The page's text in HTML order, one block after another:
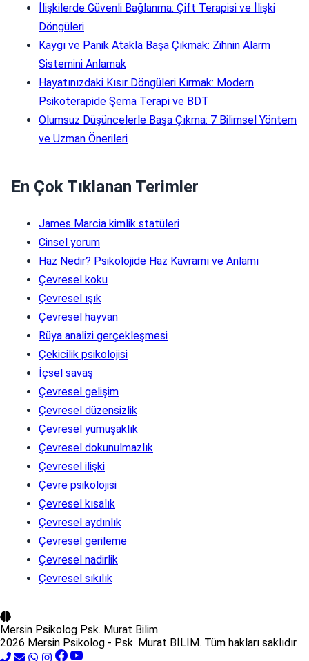
İlişkilerde Güvenli Bağlanma: Çift Terapisi ve İlişki
Döngüleri
Kaygı ve Panik Atakla Başa Çıkmak: Zihnin Alarm
Sistemini Anlamak
Hayatınızdaki Kısır Döngüleri Kırmak: Modern
Psikoterapide Şema Terapi ve BDT
Olumsuz Düşüncelerle Başa Çıkma: 7 Bilimsel Yöntem
ve Uzman Önerileri
En Çok Tıklanan Terimler
James Marcia kimlik statüleri
Cinsel yorum
Haz Nedir? Psikolojide Haz Kavramı ve Anlamı
Çevresel koku
Çevresel ışık
Çevresel hayvan
Rüya analizi gerçekleşmesi
Çekicilik psikolojisi
İçsel savaş
Çevresel gelişim
Çevresel düzensizlik
Çevresel yumuşaklık
Çevresel dokunulmazlık
Çevresel ilişki
Çevre psikolojisi
Çevresel kısalık
Çevresel aydınlık
Çevresel gerileme
Çevresel nadirlik
Çevresel sıkılık
Mersin Psikolog Psk. Murat Bilim
2026 Mersin Psikolog - Psk. Murat BİLİM. Tüm hakları saklıdır.